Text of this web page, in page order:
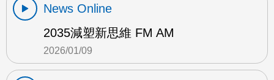
News Online
2035減塑新思維 FM AM
2026/01/09